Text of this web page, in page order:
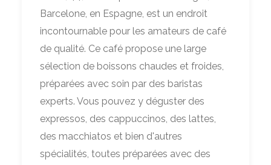
Barcelone, en Espagne, est un endroit
incontournable pour les amateurs de café
de qualité. Ce café propose une large
sélection de boissons chaudes et froides,
préparées avec soin par des baristas
experts. Vous pouvez y déguster des
expressos, des cappuccinos, des lattes,
des macchiatos et bien d'autres
spécialités, toutes préparées avec des